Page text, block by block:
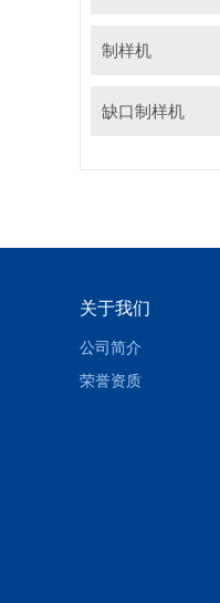
制样机
缺口制样机
关于我们
公司简介
荣誉资质